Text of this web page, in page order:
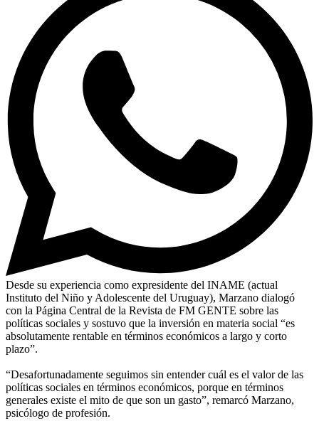
Desde su experiencia como expresidente del INAME (actual
Instituto del Niño y Adolescente del Uruguay), Marzano dialogó
con la Página Central de la Revista de FM GENTE sobre las
políticas sociales y sostuvo que la inversión en materia social “es
absolutamente rentable en términos económicos a largo y corto
plazo”.
“Desafortunadamente seguimos sin entender cuál es el valor de las
políticas sociales en términos económicos, porque en términos
generales existe el mito de que son un gasto”, remarcó Marzano,
psicólogo de profesión.